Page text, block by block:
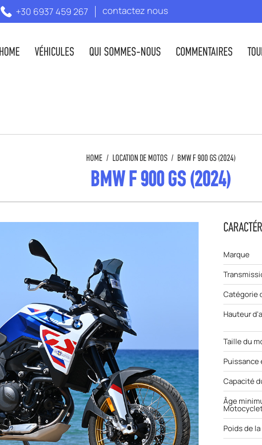
+30 6937 459 267 contactez nous
HOME VÉHICULES QUI SOMMES-NOUS COMMENTAIRES
HOME / LOCATION DE MOTOS / BMW F 900 GS (2024)
BMW F 900 GS (2024)
Marque
Catégorie
Hauteur
Taille du
Puissance
Capacité
Âge
Poids de